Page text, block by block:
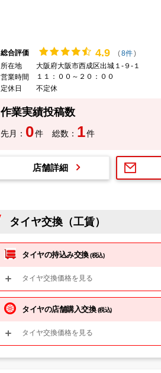
総合評価 4.9 (8件)
所在地
大阪府大阪市西成区出城１-９-１
営業時間
１１：００～２０：００
定休日
不定休
作業実績投稿数
先月： 0件 総数： 1件
店舗詳細
タイヤ交換（工賃）
タイヤの持込み交換(税込)
タイヤ交換価格を見る
タイヤの店舗購入交換(税込)
タイヤ交換価格を見る